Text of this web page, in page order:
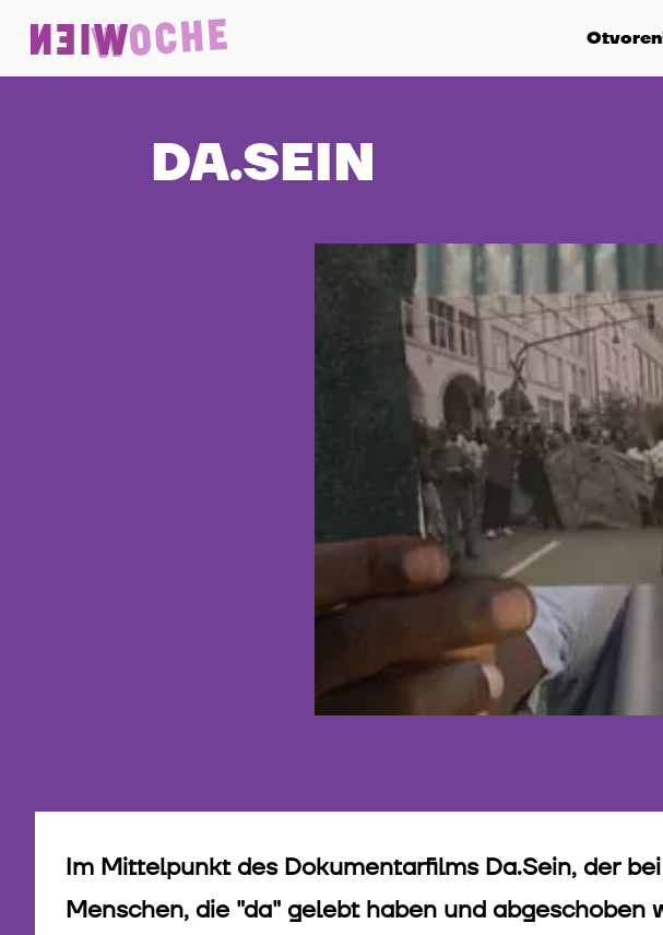
DA.SEIN
Im Mittelpunkt des Dokumentarfilms Da.Sein, der
Menschen, die "da" gelebt haben und